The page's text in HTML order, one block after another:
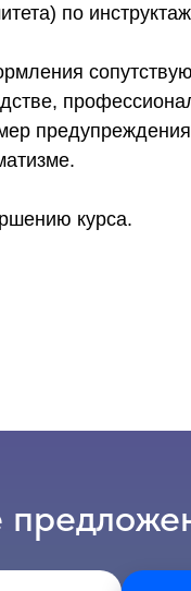
по
курса.